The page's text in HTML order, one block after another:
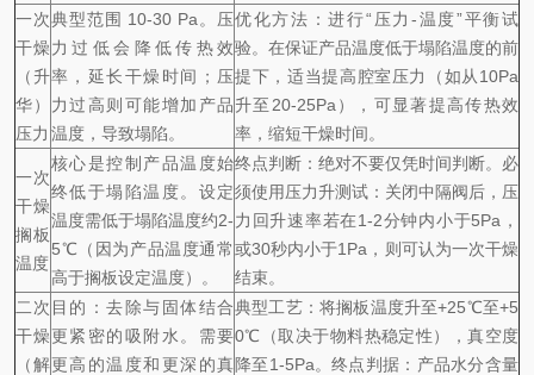
一次
干燥
（升
华）
压力
典型范围 10-30 Pa。压
力过低会降低传热效
率，延长干燥时间；压
力过高则可能增加产品
温度，导致塌陷。
优化方法：进行“压力-温度”平衡试
验。在保证产品温度低于塌陷温度的前
提下，适当提高腔室压力（如从10Pa
升至20-25Pa），可显著提高传热效
率，缩短干燥时间。
一次
干燥
搁板
温度
核心是控制产品温度始
终低于塌陷温度。设定
温度需低于塌陷温度约2-
5℃（因为产品温度通常
高于搁板设定温度）。
终点判断：绝对不要仅凭时间判断。必
须使用压力升测试：关闭中隔阀后，压
力回升速率若在1-2分钟内小于5Pa，
或30秒内小于1Pa，则可认为一次干燥
结束。
二次
干燥
（解
目的：去除与固体结合
更紧密的吸附水。需要
更高的温度和更深的真
典型工艺：将搁板温度升至+25℃至+5
0℃（取决于物料热稳定性），真空度
降至1-5Pa。终点判据：产品水分含量